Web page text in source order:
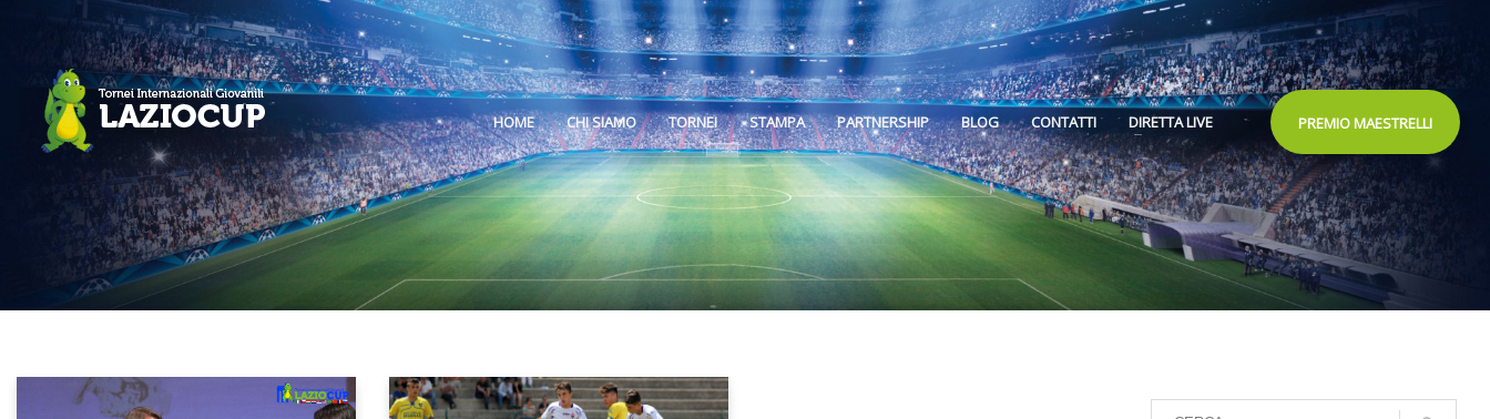
HOME CHI SIAMO TORNEI STAMPA PARTNERSHIP BLOG CONTATTI DIRETTA LIVE PREMIO MAESTRELLI